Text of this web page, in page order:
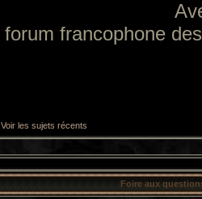
forum francophone
Voir les sujets récents
Foire aux